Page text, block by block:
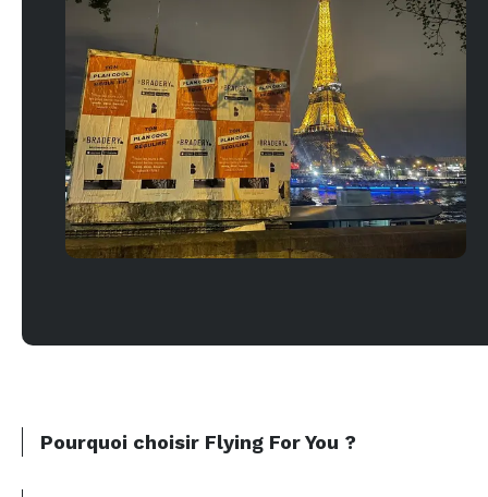
Pourquoi choisir Flying For You ?